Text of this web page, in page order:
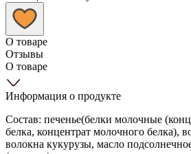
О товаре
Отзывы
О товаре
Информация о продукте
Состав: печенье(белки молочные
белка, концентрат молочного белка),
волокна кукурузы, масло